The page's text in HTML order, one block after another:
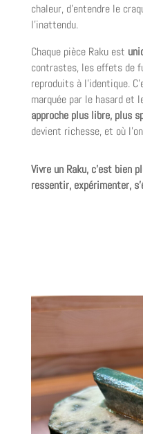
chaleur, d’entendre le
l’inattendu.
Chaque pièce Raku est
contrastes, les effets de
reproduits à l’identique.
marquée par le hasard et
approche plus libre, plus
devient richesse, et où
Vivre un Raku, c’est bien
ressentir, expérimenter,